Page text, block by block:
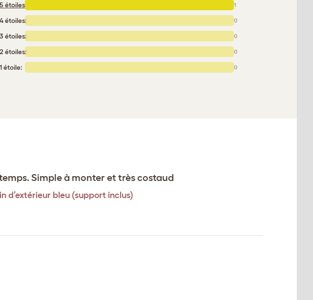
5 étoiles 1
4 étoiles: 0
3 étoiles: 0
2 étoiles: 0
1 étoile: 0
Simple à monter et très costaud
d’extérieur bleu (support inclus)